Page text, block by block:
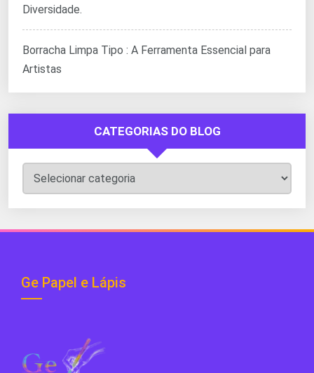
Diversidade.
Borracha Limpa Tipo : A Ferramenta Essencial para
Artistas
CATEGORIAS DO BLOG
Categorias
do
Blog
Ge Papel e Lápis